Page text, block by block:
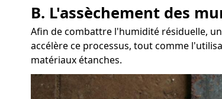
B. L'assèchement des
Afin de combattre l'humidité résiduelle,
accélère ce processus, tout comme
matériaux étanches.